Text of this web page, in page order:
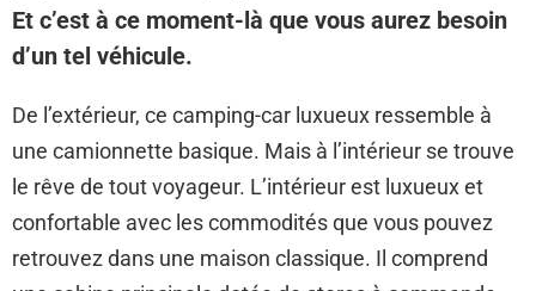
Et c’est à ce moment-là que vous aurez besoin
d’un tel véhicule.
De l’extérieur, ce camping-car luxueux ressemble à
une camionnette basique. Mais à l’intérieur se trouve
le rêve de tout voyageur. L’intérieur est luxueux et
confortable avec les commodités que vous pouvez
retrouvez dans une maison classique. Il comprend